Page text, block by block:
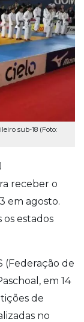
sub-18 (Foto:
receber o
em agosto.
estados
(Federação de
em 14
de
no